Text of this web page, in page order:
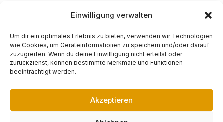
Einwilligung verwalten
Um dir ein optimales Erlebnis zu bieten, verwenden wir Technologien
wie Cookies, um Geräteinformationen zu speichern und/oder darauf
zuzugreifen. Wenn du deine Einwillligung nicht erteilst oder
zurückziehst, können bestimmte Merkmale und Funktionen
beeinträchtigt werden.
Akzeptieren
Frage aller Fragen: WARUM?
Führungskraft & Führungspersönlichkeit
Echtheit als Führungsstärke
Datenschutzerklärung